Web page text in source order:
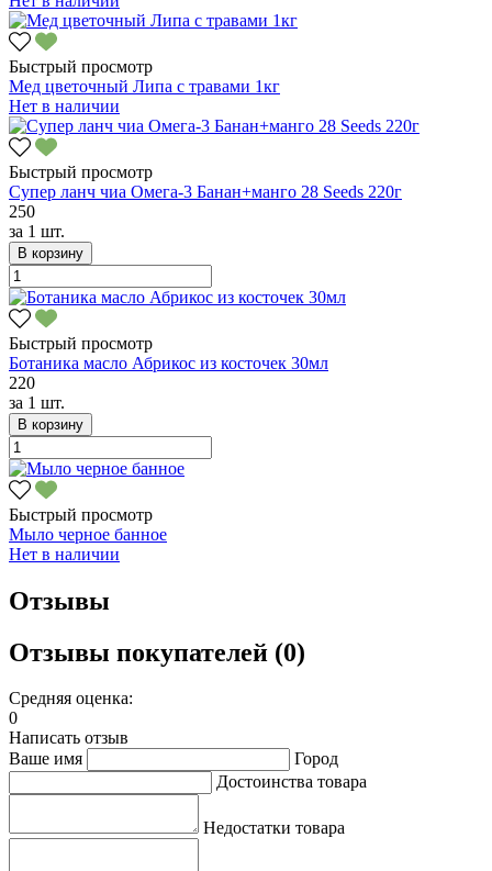
Быстрый просмотр
Мед цветочный Липа с травами 1кг
Нет в наличии
Быстрый просмотр
Супер ланч чиа Омега-3 Банан+манго 28 Seeds 220г
250
за 1 шт.
В корзину
Быстрый просмотр
Ботаника масло Абрикос из косточек 30мл
220
за 1 шт.
В корзину
Быстрый просмотр
Мыло черное банное
Нет в наличии
Отзывы
Отзывы покупателей (0)
Средняя оценка:
0
Написать отзыв
Ваше имя
Город
Достоинства товара
Недостатки товара